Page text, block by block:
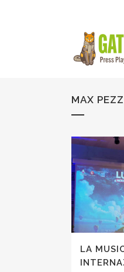
MAX
LA